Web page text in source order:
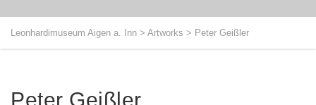
Leonhardimuseum Aigen a. Inn > Artworks > Peter Geißler
Peter Geißler